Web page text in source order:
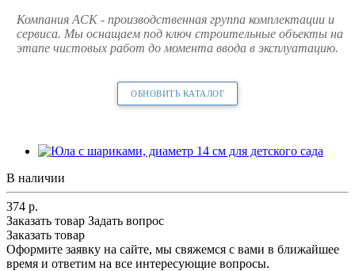
Компания АСК - производственная группа комплектации и
сервиса. Мы оснащаем под ключ строительные объекты на
этапе чистовых работ до момента ввода в эксплуатацию.
ОБНОВИТЬ КАТАЛОГ
В наличии
374 р.
Заказать товар Задать вопрос
Заказать товар
Оформите заявку на сайте, мы свяжемся с вами в ближайшее
время и ответим на все интересующие вопросы.